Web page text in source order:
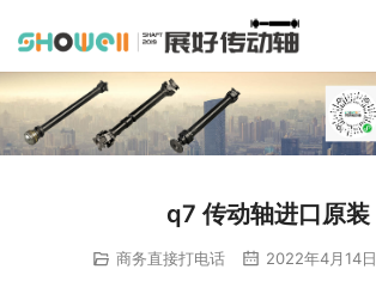
q7 传动轴进口原装
商务直接打电话 2022年4月14